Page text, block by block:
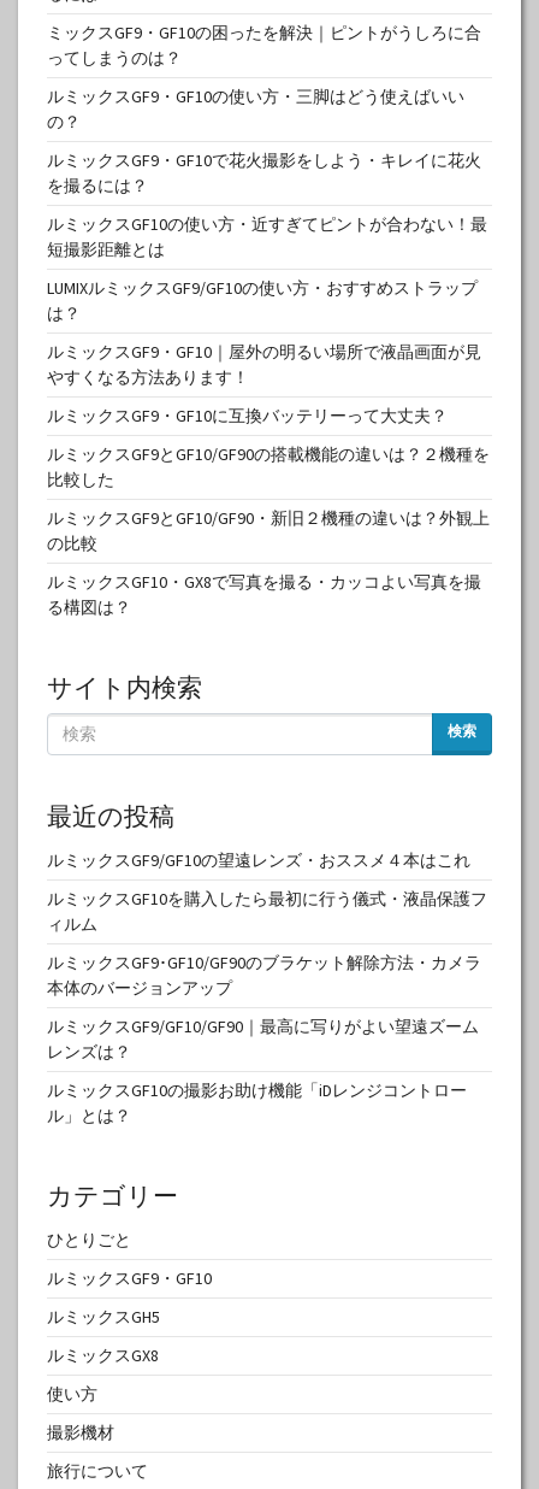
ミックスGF9・GF10の困ったを解決｜ピントがうしろに合
ってしまうのは？
ルミックスGF9・GF10の使い方・三脚はどう使えばいい
の？
ルミックスGF9・GF10で花火撮影をしよう・キレイに花火
を撮るには？
ルミックスGF10の使い方・近すぎてピントが合わない！最
短撮影距離とは
LUMIXルミックスGF9/GF10の使い方・おすすめストラップ
は？
ルミックスGF9・GF10｜屋外の明るい場所で液晶画面が見
やすくなる方法あります！
ルミックスGF9・GF10に互換バッテリーって大丈夫？
ルミックスGF9とGF10/GF90の搭載機能の違いは？２機種を
比較した
ルミックスGF9とGF10/GF90・新旧２機種の違いは？外観上
の比較
ルミックスGF10・GX8で写真を撮る・カッコよい写真を撮
る構図は？
サイト内検索
検索
最近の投稿
ルミックスGF9/GF10の望遠レンズ・おススメ４本はこれ
ルミックスGF10を購入したら最初に行う儀式・液晶保護フ
ィルム
ルミックスGF9･GF10/GF90のブラケット解除方法・カメラ
本体のバージョンアップ
ルミックスGF9/GF10/GF90｜最高に写りがよい望遠ズーム
レンズは？
ルミックスGF10の撮影お助け機能「iDレンジコントロー
ル」とは？
カテゴリー
ひとりごと
ルミックスGF9・GF10
ルミックスGH5
ルミックスGX8
使い方
撮影機材
旅行について